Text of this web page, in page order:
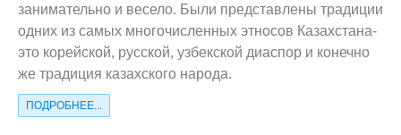
занимательно и весело. Были представлены традиции
одних из самых многочисленных этносов Казахстана-
это корейской, русской, узбекской диаспор и конечно
же традиция казахского народа.
ПОДРОБНЕЕ...